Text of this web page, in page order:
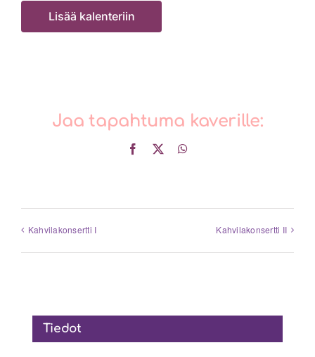
Lisää kalenteriin
Jaa tapahtuma kaverille:
Facebook
Kahvilakonsertti I Kahvilakonsertti II
Tiedot